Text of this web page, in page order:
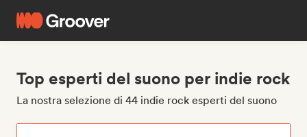
Top esperti del suono per indie rock
La nostra selezione di 44 indie rock esperti del suono